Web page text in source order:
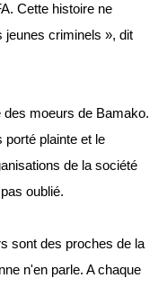
Cette histoire ne
jeunes criminels », dit
moeurs de Bamako.
porté plainte et le
de la société
oublié.
sont des proches de la
n'en parle. A chaque